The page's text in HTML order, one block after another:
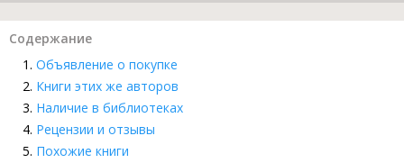
Содержание
Объявление о покупке
Книги этих же авторов
Наличие в библиотеках
Рецензии и отзывы
Похожие книги